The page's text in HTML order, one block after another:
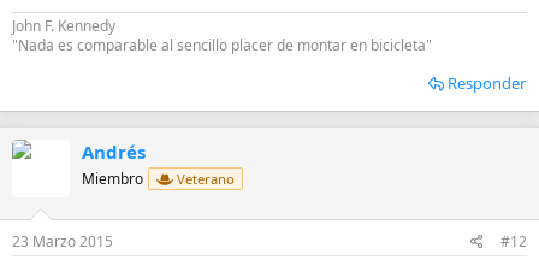
John F. Kennedy
"Nada es comparable al sencillo placer de montar en bicicleta"
Responder
Andrés
Miembro Veterano
23 Marzo 2015 #12